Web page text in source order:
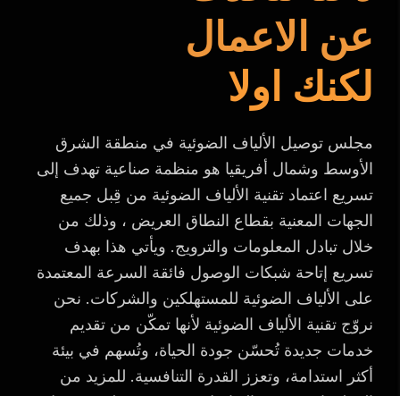
عن الاعمال
لكنك اولا
مجلس توصيل الألياف الضوئية في منطقة الشرق
الأوسط وشمال أفريقيا هو منظمة صناعية تهدف إلى
تسريع اعتماد تقنية الألياف الضوئية من قِبل جميع
الجهات المعنية بقطاع النطاق العريض ، وذلك من
خلال تبادل المعلومات والترويج. ويأتي هذا بهدف
تسريع إتاحة شبكات الوصول فائقة السرعة المعتمدة
على الألياف الضوئية للمستهلكين والشركات. نحن
نروّج تقنية الألياف الضوئية لأنها تمكّن من تقديم
خدمات جديدة تُحسّن جودة الحياة، وتُسهم في بيئة
أكثر استدامة، وتعزز القدرة التنافسية. للمزيد من